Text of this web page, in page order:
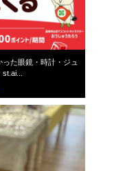
った眼鏡・時計・ジュ
745
st-ailes